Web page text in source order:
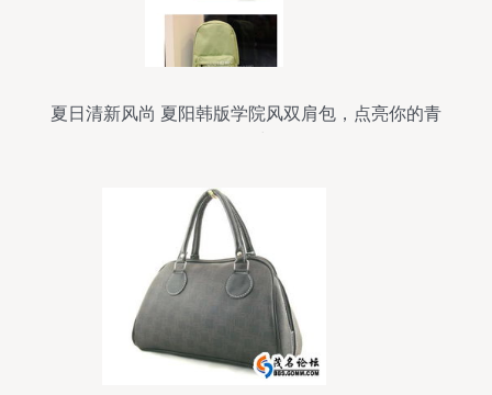
夏日清新风尚 夏阳韩版学院风双肩包，点亮你的青